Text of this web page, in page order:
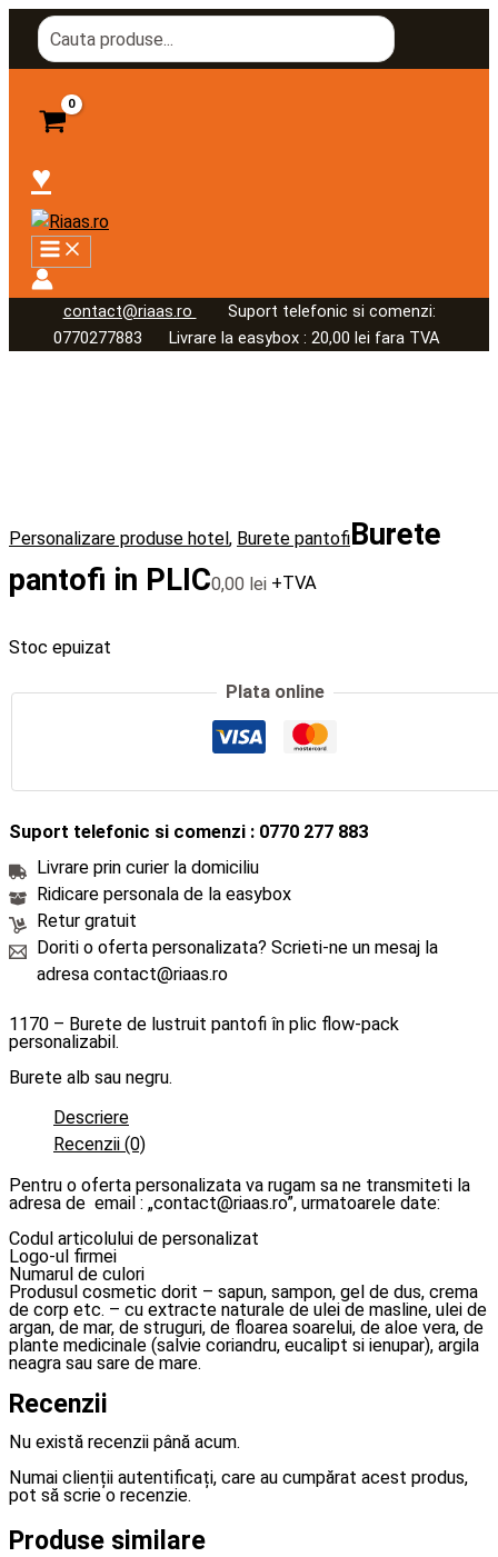
Skip
content
Search
for:
♥
contact@riaas.ro
Suport telefonic si comenzi:
0770277883 Livrare la easybox : 20,00 lei fara TVA
Personalizare produse hotel , Burete pantofiBurete
pantofi in PLIC0,00 lei +TVA
Stoc epuizat
Plata online
Suport telefonic si comenzi : 0770 277 883
Livrare prin curier la domiciliu
Ridicare personala de la easybox
Retur gratuit
Doriti o oferta personalizata? Scrieti-ne un mesaj la
adresa contact@riaas.ro
1170 – Burete de lustruit pantofi în plic flow-pack
personalizabil.
Burete alb sau negru.
Descriere
Recenzii (0)
Pentru o oferta personalizata va rugam sa ne transmiteti la
adresa de email : „contact@riaas.ro”, urmatoarele date:
Codul articolului de personalizat
Logo-ul firmei
Numarul de culori
Produsul cosmetic dorit – sapun, sampon, gel de dus, crema
de corp etc. – cu extracte naturale de ulei de masline, ulei de
argan, de mar, de struguri, de floarea soarelui, de aloe vera, de
plante medicinale (salvie coriandru, eucalipt si ienupar), argila
neagra sau sare de mare.
Recenzii
Nu există recenzii până acum.
Numai clienții autentificați, care au cumpărat acest produs,
pot să scrie o recenzie.
Produse similare